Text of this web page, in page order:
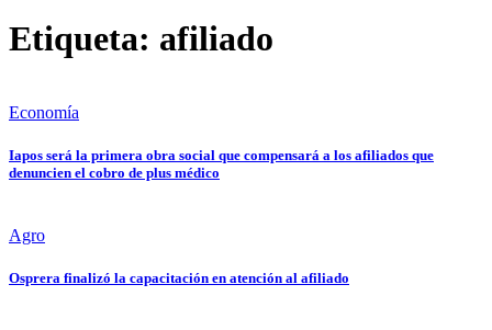
Etiqueta: afiliado
Economía
Iapos será la primera obra social que compensará a los afiliados que
denuncien el cobro de plus médico
Agro
Osprera finalizó la capacitación en atención al afiliado